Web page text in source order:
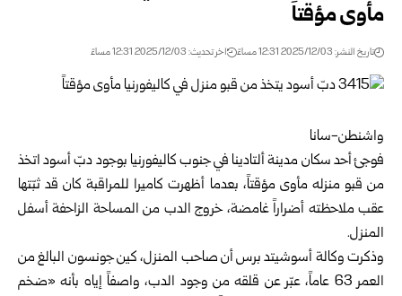
مأوى مؤقتاً
تاريخ النشر: 2025/12/03 12:31 مساءً اخر تحديث: 2025/12/03 12:31 مساءً
واشنطن-سانا
فوجئ أحد سكان مدينة ألتادينا في جنوب كاليفورنيا بوجود دبّ أسود اتخذ
من قبو منزله مأوى مؤقتاً، بعدما أظهرت كاميرا للمراقبة كان قد ثبّتها
عقب ملاحظته أضراراً غامضة، خروج الدب من المساحة الزاحفة أسفل
المنزل.
وذكرت وكالة أسوشيتد برس أن صاحب المنزل، كين جونسون البالغ من
العمر 63 عاماً، عبّر عن قلقه من وجود الدب، واصفاً إياه بأنه «ضخم